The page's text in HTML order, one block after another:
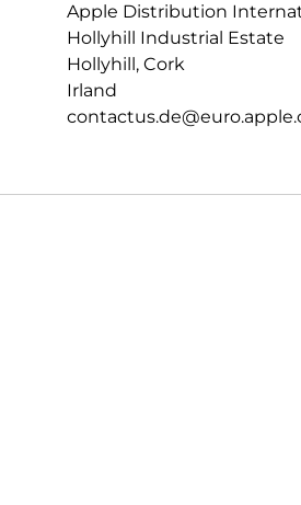
Apple Distribution
Hollyhill Industrial Estate
Hollyhill, Cork
Irland